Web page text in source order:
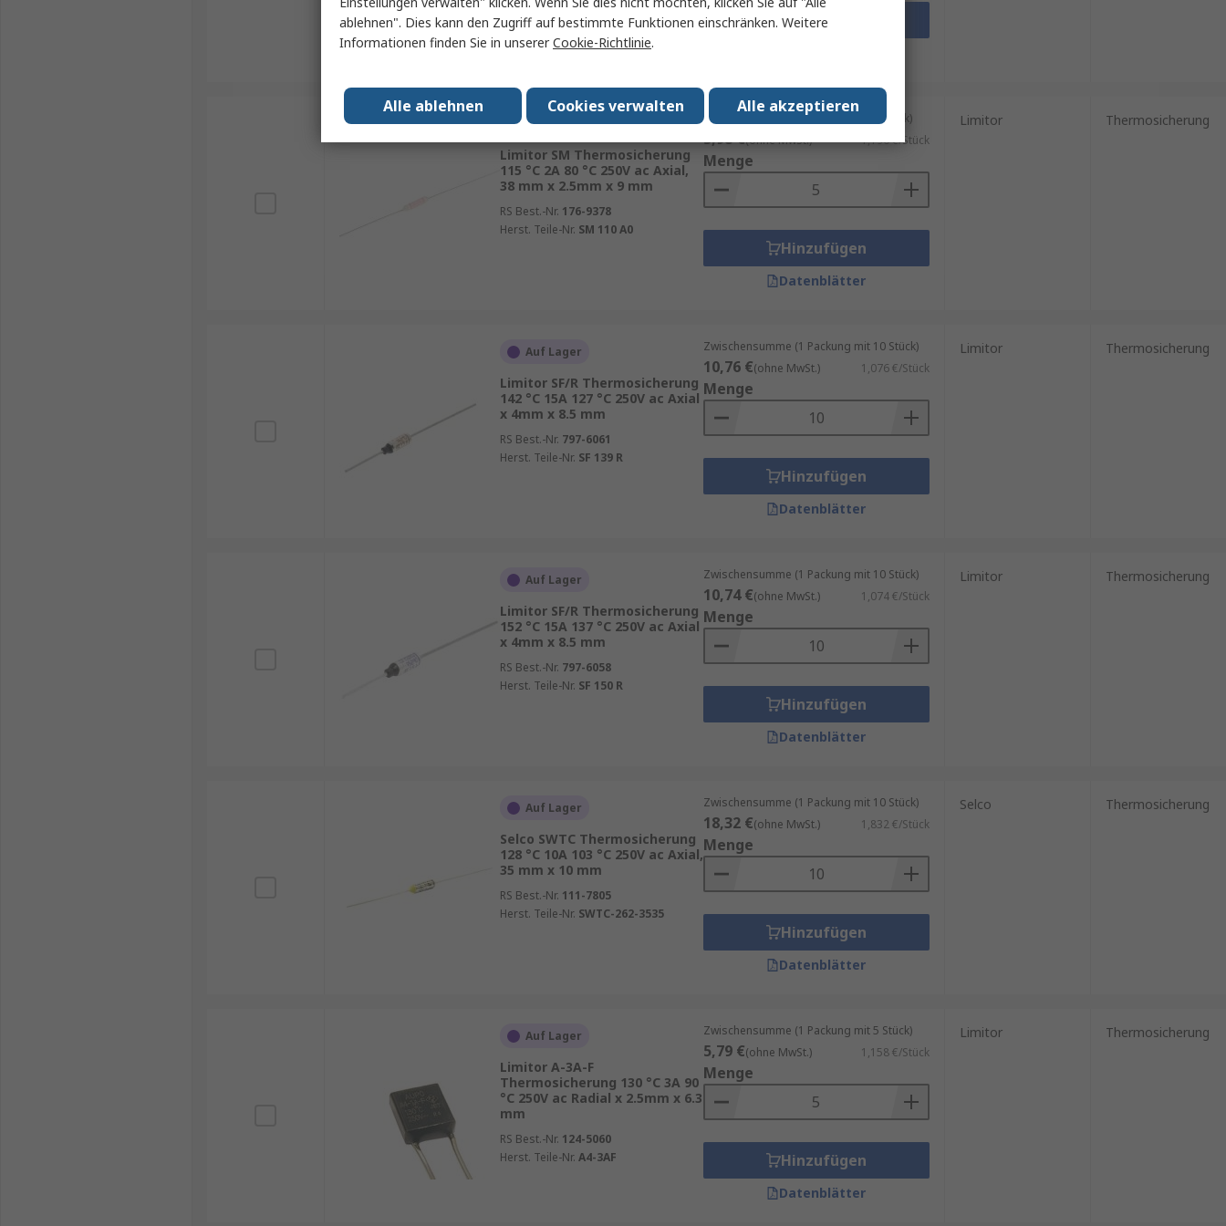
Hinzufügen
Vorübergehend ausverkauft
Limitor SM Thermosicherung
115 °C 2A 80 °C 250V ac Axial,
38 mm x 2.5mm x 9 mm
RS Best.-Nr. 176-9378
Herst. Teile-Nr. SM 110 A0
Zwischensumme (1 Packung mit 5 Stück)
5,98 €(ohne MwSt.) 1,196 €/Stück
Menge
Hinzufügen
Datenblätter
Limitor Thermosicherung
Auf Lager
Limitor SF/R Thermosicherung
142 °C 15A 127 °C 250V ac Axial
x 4mm x 8.5 mm
RS Best.-Nr. 797-6061
Herst. Teile-Nr. SF 139 R
Zwischensumme (1 Packung mit 10 Stück)
10,76 €(ohne MwSt.) 1,076 €/Stück
Menge
Hinzufügen
Datenblätter
Limitor Thermosicherung
Auf Lager
Limitor SF/R Thermosicherung
152 °C 15A 137 °C 250V ac Axial
x 4mm x 8.5 mm
RS Best.-Nr. 797-6058
Herst. Teile-Nr. SF 150 R
Zwischensumme (1 Packung mit 10 Stück)
10,74 €(ohne MwSt.) 1,074 €/Stück
Menge
Hinzufügen
Datenblätter
Limitor Thermosicherung
Auf Lager
Selco SWTC Thermosicherung
128 °C 10A 103 °C 250V ac Axial,
35 mm x 10 mm
RS Best.-Nr. 111-7805
Herst. Teile-Nr. SWTC-262-3535
Zwischensumme (1 Packung mit 10 Stück)
18,32 €(ohne MwSt.) 1,832 €/Stück
Menge
Hinzufügen
Datenblätter
Selco Thermosicherung
Auf Lager
Limitor A-3A-F
Thermosicherung 130 °C 3A 90
°C 250V ac Radial x 2.5mm x 6.3
mm
RS Best.-Nr. 124-5060
Herst. Teile-Nr. A4-3AF
Zwischensumme (1 Packung mit 5 Stück)
5,79 €(ohne MwSt.) 1,158 €/Stück
Menge
Hinzufügen
Datenblätter
Limitor Thermosicherung
ablehnen". Dies kann den Zugriff auf bestimmte Funktionen einschränken. Weitere
Informationen finden Sie in unsererCookie-Richtlinie.
Alle akzeptieren
Cookies verwalten
Alle ablehnen